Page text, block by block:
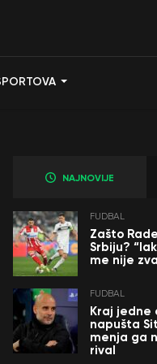
NAJNOVIJE
FUDBAL
Zašto
Srbiju?
me nije
FUDBAL
Kraj jedne
napušta
menja ga
rival